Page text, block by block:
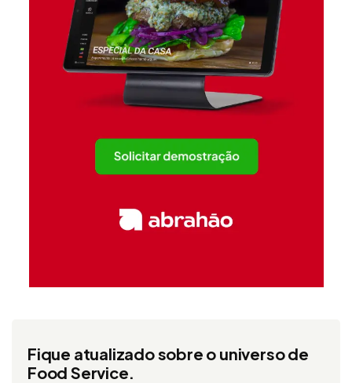
Fique atualizado sobre o universo de
Food Service.